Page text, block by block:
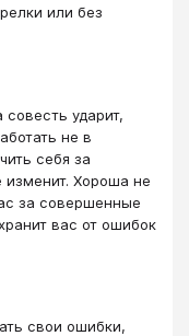
или без
ударит,
не в
себя за
Хороша не
за совершенные
вас от ошибок
свои ошибки,